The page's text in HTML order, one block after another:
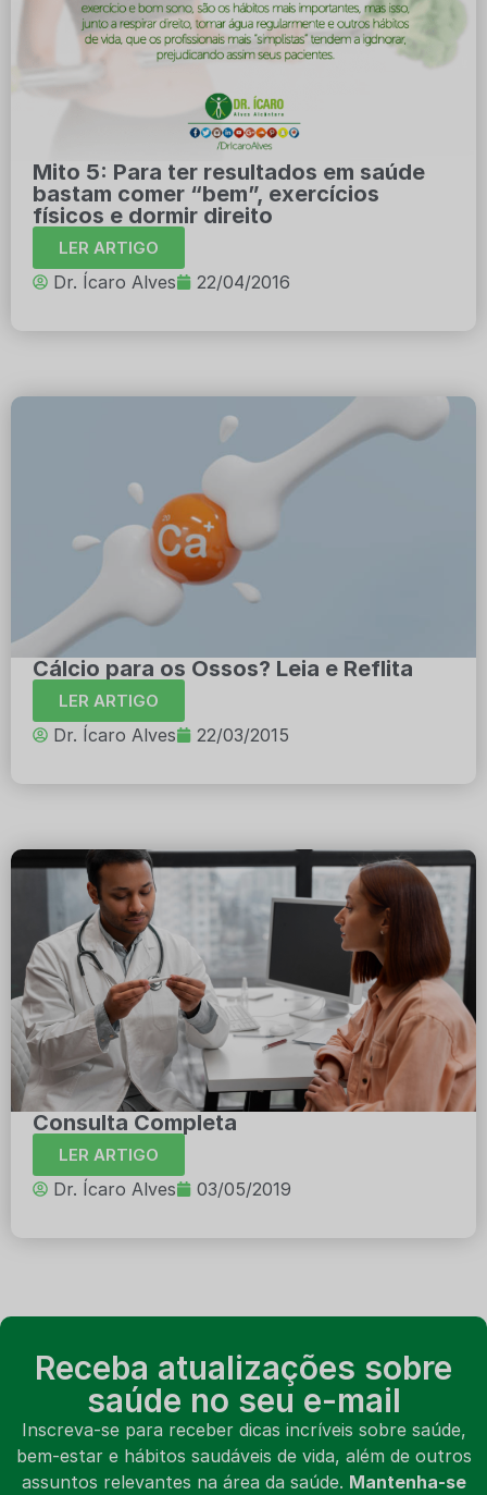
Mito 5: Para ter resultados em saúde
bastam comer “bem”, exercícios
físicos e dormir direito
LER ARTIGO
Dr. Ícaro Alves 22/04/2016
Cálcio para os Ossos? Leia e Reflita
LER ARTIGO
Dr. Ícaro Alves 22/03/2015
Consulta Completa
LER ARTIGO
Dr. Ícaro Alves 03/05/2019
Receba atualizações sobre
saúde no seu e-mail
Inscreva-se para receber dicas incríveis sobre saúde,
bem-estar e hábitos saudáveis de vida, além de outros
assuntos relevantes na área da saúde. Mantenha-se